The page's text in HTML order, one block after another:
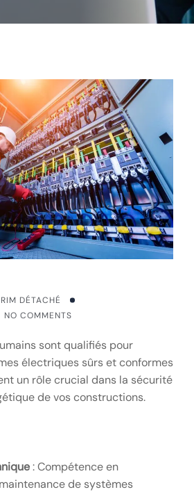
DÉTACHÉ
NO COMMENTS
sont qualifiés pour
électriques sûrs et conformes
un rôle crucial dans la sécurité
de vos constructions.
: Compétence en
de systèmes